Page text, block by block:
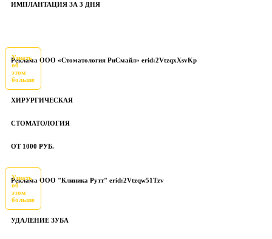
ИМПЛАНТАЦИЯ ЗА 3 ДНЯ
Реклама ООО «Стоматология РиСмайл» erid:2VtzqxXsvKp
Узнать
об
этом
больше
ХИРУРГИЧЕСКАЯ
СТОМАТОЛОГИЯ
ОТ 1000 РУБ.
Реклама ООО "Клиника Рутт" erid:2Vtzqw51Tzv
Узнать
об
этом
больше
УДАЛЕНИЕ ЗУБА